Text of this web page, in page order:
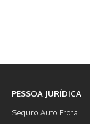
PESSOA JURÍDICA
Seguro Auto Frota